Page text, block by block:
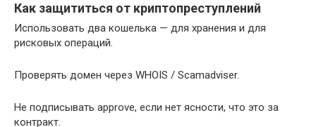
Как защититься от криптопреступлений
Использовать два кошелька — для хранения и для
рисковых операций.
Проверять домен через WHOIS / Scamadviser.
Не подписывать approve, если нет ясности, что это за
контракт.